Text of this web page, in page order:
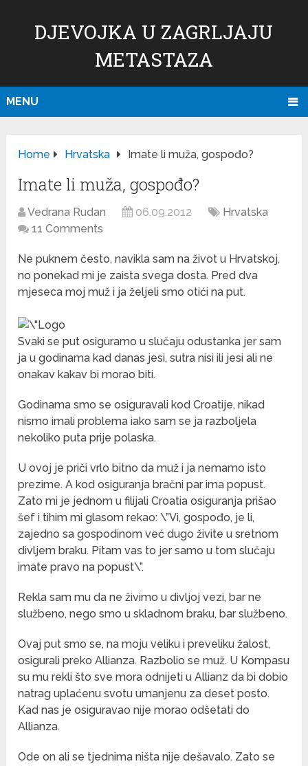
DJEVOJKA U ZAGRLJAJU
METASTAZA
MENU
Home Hrvatska Imate li muža, gospođo?
Imate li muža, gospođo?
Vedrana Rudan 06.09.2012
Hrvatska
11 Comments
Ne puknem često, navikla sam na život u Hrvatskoj,
no ponekad mi je zaista svega dosta. Pred dva
mjeseca moj muž i ja željeli smo otići na put.
Svaki se put osiguramo u slučaju odustanka jer sam
ja u godinama kad danas jesi, sutra nisi ili jesi ali ne
onakav kakav bi morao biti.
Godinama smo se osiguravali kod Croatije, nikad
nismo imali problema iako sam se ja razboljela
nekoliko puta prije polaska.
U ovoj je priči vrlo bitno da muž i ja nemamo isto
prezime. A kod osiguranja bračni par ima popust.
Zato mi je jednom u filijali Croatia osiguranja prišao
šef i tihim mi glasom rekao: \”Vi, gospođo, je li,
zajedno sa gospodinom već dugo živite u sretnom
divljem braku. Pitam vas to jer samo u tom slučaju
imate pravo na popust\”.
Rekla sam mu da ne živimo u divljoj vezi, bar ne
službeno, nego smo u skladnom braku, bar službeno.
Ovaj put smo se, na moju veliku i preveliku žalost,
osigurali preko Allianza. Razbolio se muž. U Kompasu
su mu rekli što sve mora odnijeti u Allianz da bi dobio
natrag uplaćenu svotu umanjenu za deset posto.
Kad nas je osiguravao nije morao odšetati do
Allianza.
Ode on ali se tjednima ništa nije dešavalo. Zato se